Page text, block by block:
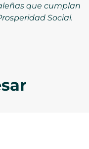
que cumplan
Social.